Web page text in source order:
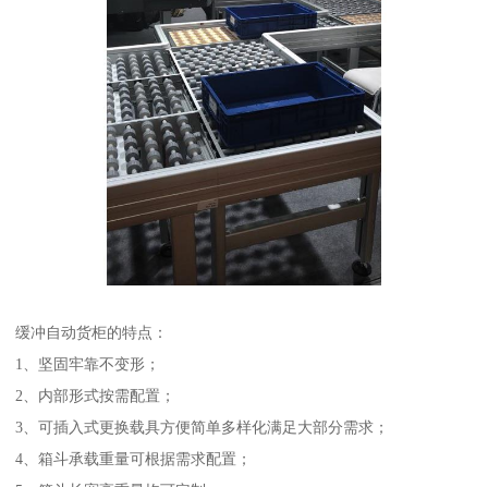
缓冲自动货柜的特点：
1、坚固牢靠不变形；
2、内部形式按需配置；
3、可插入式更换载具方便简单多样化满足大部分需求；
4、箱斗承载重量可根据需求配置；